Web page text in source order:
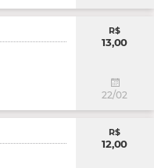
R$
13,00
22/02
R$
12,00